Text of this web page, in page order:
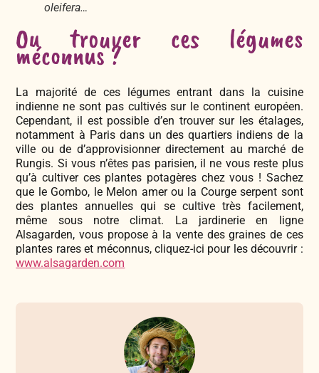
oleifera…
Ou trouver ces légumes
méconnus ?
La majorité de ces légumes entrant dans la cuisine
indienne ne sont pas cultivés sur le continent européen.
Cependant, il est possible d’en trouver sur les étalages,
notamment à Paris dans un des quartiers indiens de la
ville ou de d’approvisionner directement au marché de
Rungis. Si vous n’êtes pas parisien, il ne vous reste plus
qu’à cultiver ces plantes potagères chez vous ! Sachez
que le Gombo, le Melon amer ou la Courge serpent sont
des plantes annuelles qui se cultive très facilement,
même sous notre climat. La jardinerie en ligne
Alsagarden, vous propose à la vente des graines de ces
plantes rares et méconnus, cliquez-ici pour les découvrir :
www.alsagarden.com